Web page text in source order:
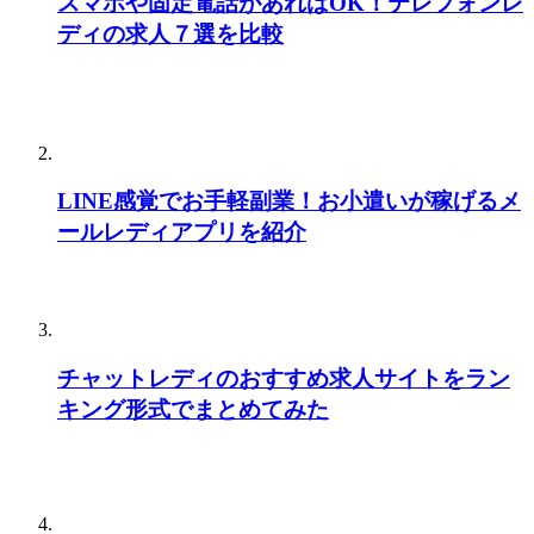
ディの求人７選を比較
LINE感覚でお手軽副業！お小遣いが稼げるメ
ールレディアプリを紹介
チャットレディのおすすめ求人サイトをラン
キング形式でまとめてみた